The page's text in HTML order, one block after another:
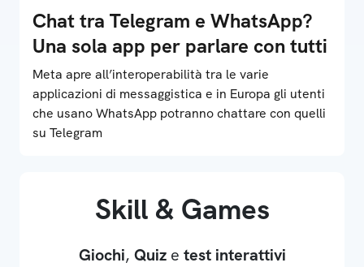
Chat tra Telegram e WhatsApp?
Una sola app per parlare con tutti
Meta apre all’interoperabilità tra le varie
applicazioni di messaggistica e in Europa gli utenti
che usano WhatsApp potranno chattare con quelli
su Telegram
Skill & Games
Giochi, Quize test interattivi